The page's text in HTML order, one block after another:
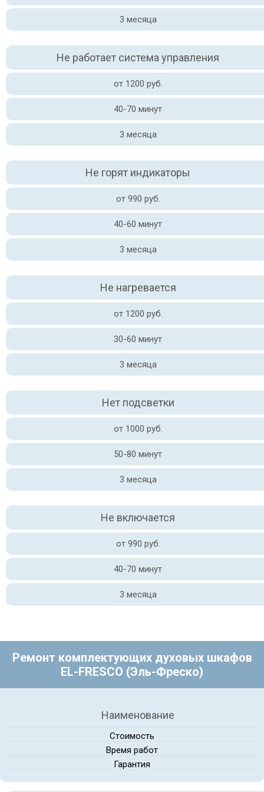
3 месяца
Не работает система управления
от 1200 руб.
40-70 минут
3 месяца
Не горят индикаторы
от 990 руб.
40-60 минут
3 месяца
Не нагревается
от 1200 руб.
30-60 минут
3 месяца
Нет подсветки
от 1000 руб.
50-80 минут
3 месяца
Не включается
от 990 руб.
40-70 минут
3 месяца
Ремонт комплектующих духовых шкафов
EL-FRESCO (Эль-Фреско)
Наименование
Стоимость
Время работ
Гарантия